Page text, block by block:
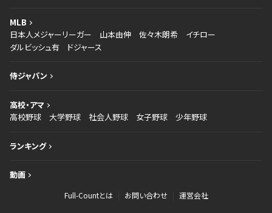
MLB
日本人メジャーリーガー
山本由伸 佐々木朗希
イチロー
ダルビッシュ有
ドジャース
侍ジャパン
高校・アマ
高校野球
大学野球 社会人野球 女子野球 少年野球
ランキング
動画
Full-Countとは お問い合わせ 運営会社